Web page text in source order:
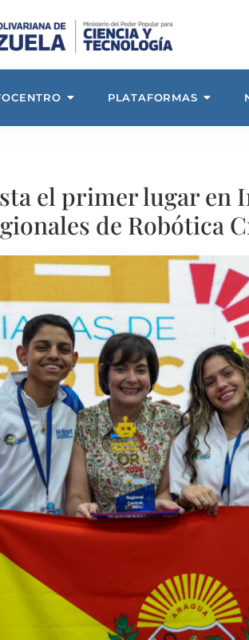
PLATAFORMAS
el primer lugar en
de Robótica